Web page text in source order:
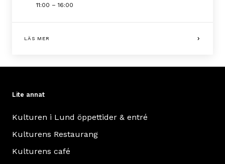
11:00 – 16:00
LÄS MER
Lite annat
Kulturen i Lund öppettider & entré
Kulturens Restaurang
Kulturens café